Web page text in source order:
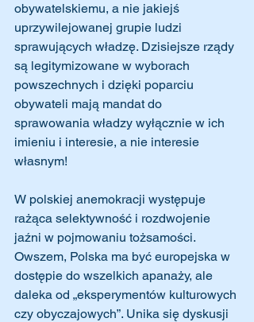
obywatelskiemu, a nie jakiejś
uprzywilejowanej grupie ludzi
sprawujących władzę. Dzisiejsze rządy
są legitymizowane w wyborach
powszechnych i dzięki poparciu
obywateli mają mandat do
sprawowania władzy wyłącznie w ich
imieniu i interesie, a nie interesie
własnym!
W polskiej anemokracji występuje
rażąca selektywność i rozdwojenie
jaźni w pojmowaniu tożsamości.
Owszem, Polska ma być europejska w
dostępie do wszelkich apanaży, ale
daleka od „eksperymentów kulturowych
czy obyczajowych”. Unika się dyskusji